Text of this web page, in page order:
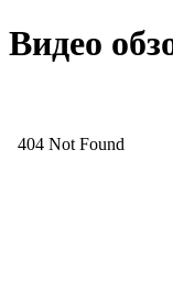
Видео